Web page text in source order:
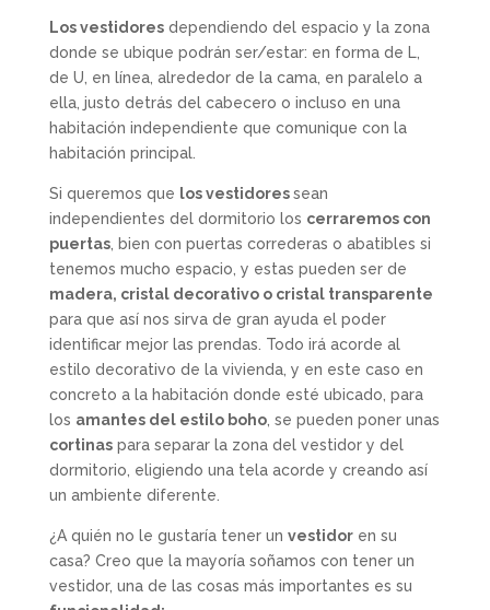
Los vestidoresdependiendo del espacio y la zona
donde se ubique podrán ser/estar: en forma de L,
de U, en línea, alrededor de la cama, en paralelo a
ella, justo detrás del cabecero o incluso en una
habitación independiente que comunique con la
habitación principal.
Si queremos que los vestidoressean
independientes del dormitorio los cerraremos con
puertas, bien con puertas correderas o abatibles si
tenemos mucho espacio, y estas pueden ser de
madera, cristal decorativo o cristal transparente
para que así nos sirva de gran ayuda el poder
identificar mejor las prendas. Todo irá acorde al
estilo decorativo de la vivienda, y en este caso en
concreto a la habitación donde esté ubicado, para
los amantes del estilo boho, se pueden poner unas
cortinaspara separar la zona del vestidor y del
dormitorio, eligiendo una tela acorde y creando así
un ambiente diferente.
¿A quién no le gustaría tener un vestidoren su
casa? Creo que la mayoría soñamos con tener un
vestidor, una de las cosas más importantes es su